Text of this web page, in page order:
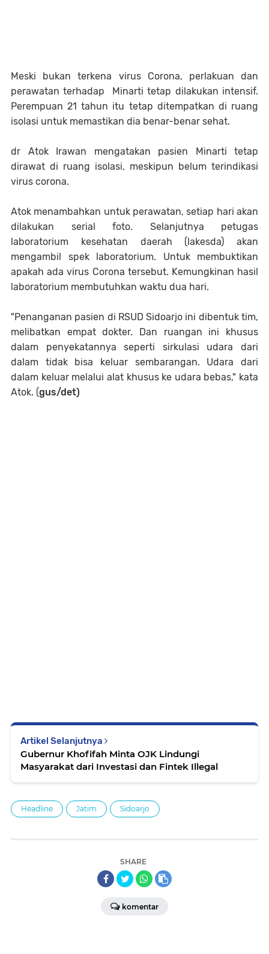
Meski bukan terkena virus Corona, perlakuan dan
perawatan terhadap Minarti tetap dilakukan intensif.
Perempuan 21 tahun itu tetap ditempatkan di ruang
isolasi untuk memastikan dia benar-benar sehat.
dr Atok Irawan mengatakan pasien Minarti tetap
dirawat di ruang isolasi, meskipun belum terindikasi
virus corona.
Atok menambahkan untuk perawatan, setiap hari akan
dilakukan serial foto. Selanjutnya petugas
laboratorium kesehatan daerah (lakesda) akan
mengambil spek laboratorium. Untuk membuktikan
apakah ada virus Corona tersebut. Kemungkinan hasil
laboratorium membutuhkan waktu dua hari.
"Penanganan pasien di RSUD Sidoarjo ini dibentuk tim,
melibatkan empat dokter. Dan ruangan ini khusus
dalam penyekatannya seperti sirkulasi udara dari
dalam tidak bisa keluar sembarangan. Udara dari
dalam keluar melalui alat khusus ke udara bebas," kata
Atok. (gus/det)
Artikel Selanjutnya
Gubernur Khofifah Minta OJK Lindungi
Masyarakat dari Investasi dan Fintek Illegal
Headline Jatim Sidoarjo
SHARE
komentar